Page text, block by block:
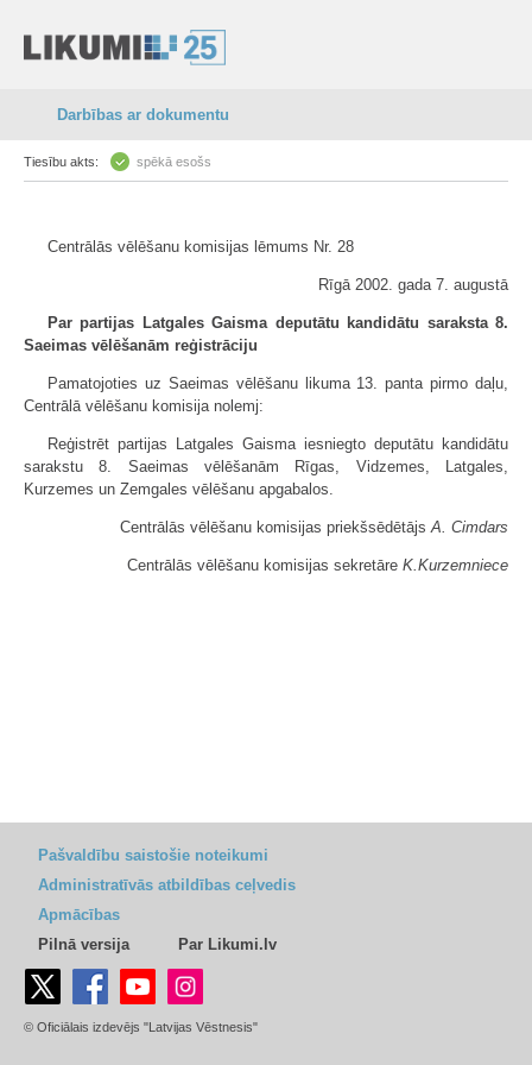
Darbības ar dokumentu
Tiesību akts: spēkā esošs
Centrālās vēlēšanu komisijas lēmums Nr. 28
Rīgā 2002. gada 7. augustā
Par partijas Latgales Gaisma deputātu kandidātu saraksta 8.
Saeimas vēlēšanām reģistrāciju
Pamatojoties uz Saeimas vēlēšanu likuma 13. panta pirmo daļu,
Centrālā vēlēšanu komisija nolemj:
Reģistrēt partijas Latgales Gaisma iesniegto deputātu kandidātu
sarakstu 8. Saeimas vēlēšanām Rīgas, Vidzemes, Latgales,
Kurzemes un Zemgales vēlēšanu apgabalos.
Centrālās vēlēšanu komisijas priekšsēdētājsA. Cimdars
Centrālās vēlēšanu komisijas sekretāre K.Kurzemniece
Pašvaldību saistošie noteikumi
Administratīvās atbildības ceļvedis
Apmācības
Pilnā versija
Par Likumi.lv
© Oficiālais izdevējs "Latvijas Vēstnesis"